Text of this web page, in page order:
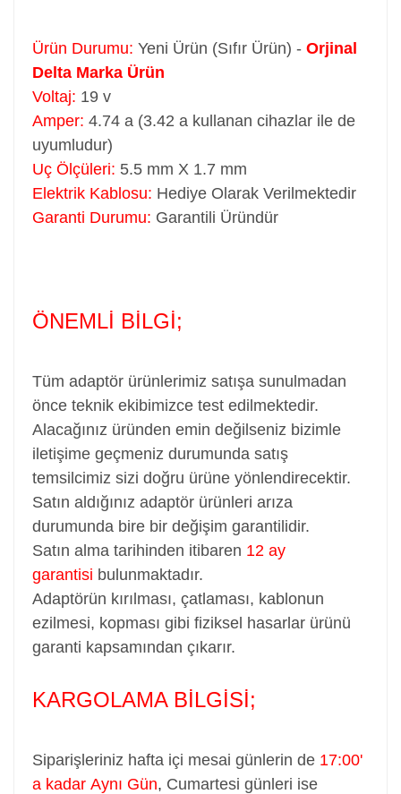
Ürün Durumu: Yeni Ürün (Sıfır Ürün) - Orjinal
Delta Marka Ürün
Voltaj: 19 v
Amper: 4.74 a (3.42 a kullanan cihazlar ile de
uyumludur)
Uç Ölçüleri: 5.5 mm X 1.7 mm
Elektrik Kablosu: Hediye Olarak Verilmektedir
Garanti Durumu: Garantili Üründür
ÖNEMLİ BİLGİ;
Tüm adaptör ürünlerimiz satışa sunulmadan
önce teknik ekibimizce test edilmektedir.
Alacağınız üründen emin değilseniz bizimle
iletişime geçmeniz durumunda satış
temsilcimiz sizi doğru ürüne yönlendirecektir.
Satın aldığınız adaptör ürünleri arıza
durumunda bire bir değişim garantilidir.
Satın alma tarihinden itibaren 12 ay
garantisi bulunmaktadır.
Adaptörün kırılması, çatlaması, kablonun
ezilmesi, kopması gibi fiziksel hasarlar ürünü
garanti kapsamından çıkarır.
KARGOLAMA BİLGİSİ;
Siparişleriniz hafta içi mesai günlerin de 17:00'
a kadar Aynı Gün, Cumartesi günleri ise